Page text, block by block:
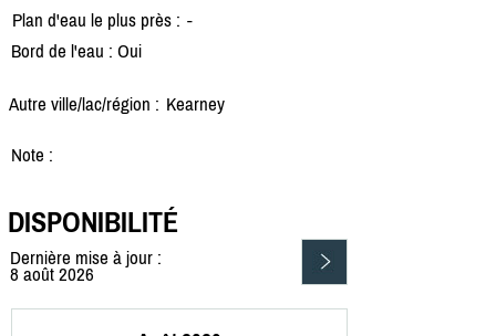
Plan d'eau le plus près : -
Bord de l'eau : Oui
Autre ville/lac/région : Kearney
Note :
DISPONIBILITÉ
Dernière mise à jour :
8 août 2026